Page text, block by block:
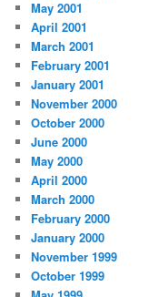
May 2001
April 2001
March 2001
February 2001
January 2001
November 2000
October 2000
June 2000
May 2000
April 2000
March 2000
February 2000
January 2000
November 1999
October 1999